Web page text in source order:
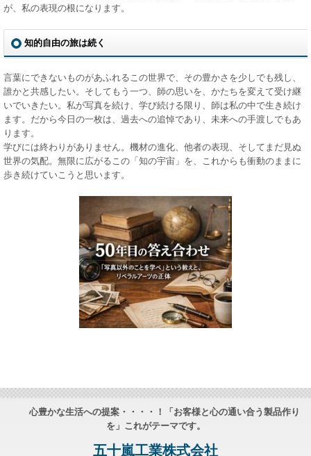
が、私の表現の根になります。
知的自由の旅は続く
言葉にできないものがあふれるこの世界で、その豊かさを少しでも残し、
誰かと共感したい。そしてもう一つ、師の思いを、かたちを変えて受け継
いでいきたい。私が写真を続け、学び続ける限り、師は私の中で生き続け
ます。だから今日の一枚は、過去への追悼であり、未来への手渡しでもあ
ります。
学びには終わりがありません。機材の進化、他者の表現、そしてまだ見ぬ
世界の気配。無限に広がるこの「知の宇宙」を、これからも衝動のままに
歩き続けていこうと思います。
心豊かな生活への提案・・・・！「お客様と心の通い合う製品作り
を」これがテーマです。
五十嵐工業株式会社